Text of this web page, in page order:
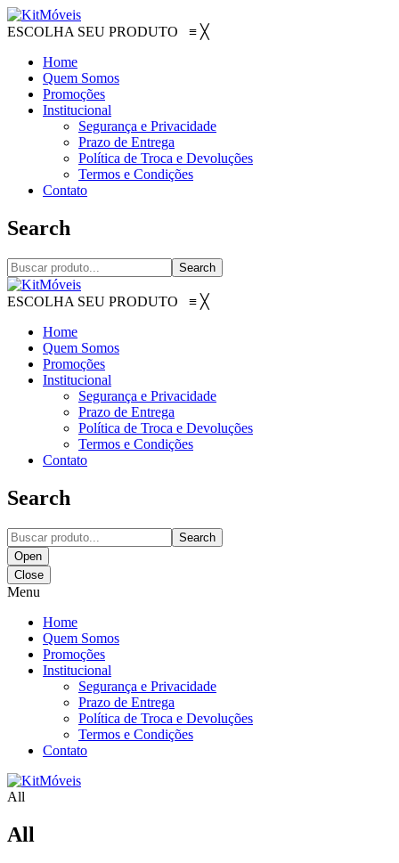
ESCOLHA SEU PRODUTO ≡ ╳
Home
Quem Somos
Promoções
Institucional
Segurança e Privacidade
Prazo de Entrega
Política de Troca e Devoluções
Termos e Condições
Contato
Search
Search
ESCOLHA SEU PRODUTO ≡ ╳
Home
Quem Somos
Promoções
Institucional
Segurança e Privacidade
Prazo de Entrega
Política de Troca e Devoluções
Termos e Condições
Contato
Search
Search
Open
Close
Menu
Home
Quem Somos
Promoções
Institucional
Segurança e Privacidade
Prazo de Entrega
Política de Troca e Devoluções
Termos e Condições
Contato
All
All